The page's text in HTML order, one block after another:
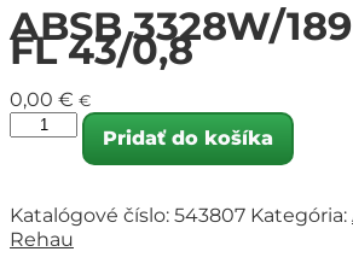
ABSB 3328W/
FL 43/0,8
0,00 € €
Pridať do košíka
Katalógové číslo: 543807 Kategória:
Rehau